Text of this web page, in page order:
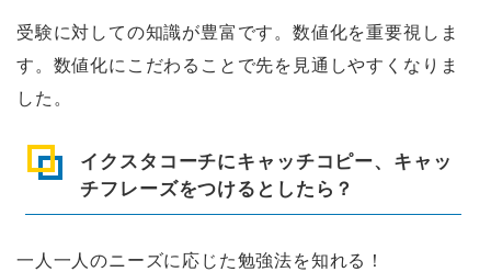
受験に対しての知識が豊富です。数値化を重要視しま
す。数値化にこだわることで先を見通しやすくなりま
した。
イクスタコーチにキャッチコピー、キャッ
チフレーズをつけるとしたら？
一人一人のニーズに応じた勉強法を知れる！